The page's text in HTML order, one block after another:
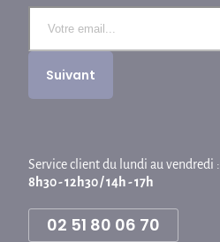
Service client du lundi au vendredi :
8h30 - 12h30 / 14h - 17h
02 51 80 06 70